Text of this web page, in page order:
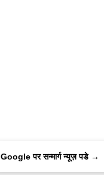
Google पर सन्मार्ग न्यूज़ पडे →